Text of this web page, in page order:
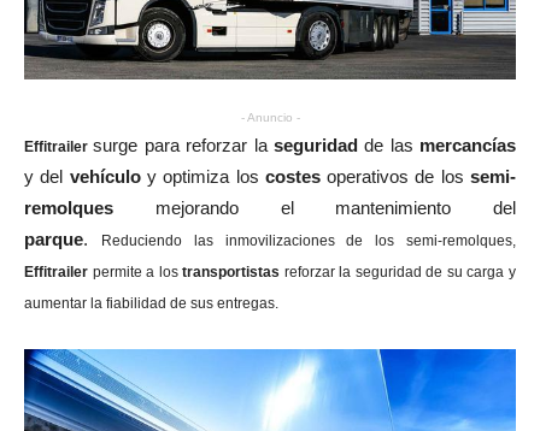
- Anuncio -
Effitrailersurge para reforzar la seguridadde las mercancías
y del vehículo y optimiza los costesoperativos de lossemi-
remolques mejorando el mantenimiento del
parque.
Reduciendo las inmovilizaciones de los semi-remolques,
Effitrailer permite a lostransportistas reforzar la seguridad de su carga y
aumentar la fiabilidad de sus entregas.